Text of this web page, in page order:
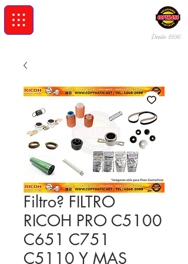
Desde 1996
Filtro? FILTRO
RICOH PRO C5100
C651 C751
C5110 Y MAS